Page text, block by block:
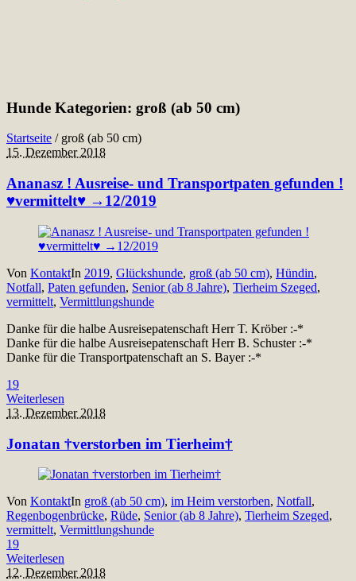
Hunde Kategorien: groß (ab 50 cm)
Startseite / groß (ab 50 cm)
15. Dezember 2018
Ananasz ! Ausreise- und Transportpaten gefunden !
♥vermittelt♥ →12/2019
Von KontaktIn 2019, Glückshunde, groß (ab 50 cm), Hündin,
Notfall, Paten gefunden, Senior (ab 8 Jahre), Tierheim Szeged,
vermittelt, Vermittlungshunde
Danke für die halbe Ausreisepatenschaft Herr T. Kröber :-*
Danke für die halbe Ausreisepatenschaft Herr B. Schuster :-*
Danke für die Transportpatenschaft an S. Bayer :-*
19
Weiterlesen
13. Dezember 2018
Jonatan †verstorben im Tierheim†
Von KontaktIn groß (ab 50 cm), im Heim verstorben, Notfall,
Regenbogenbrücke, Rüde, Senior (ab 8 Jahre), Tierheim Szeged,
vermittelt, Vermittlungshunde
19
Weiterlesen
12. Dezember 2018